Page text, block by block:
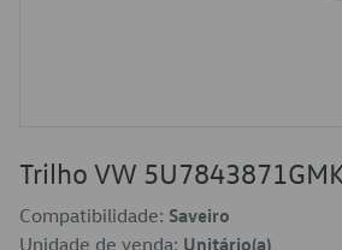
Trilho VW
Compatibilidade: Saveiro
Unidade de venda: Unitário(a)